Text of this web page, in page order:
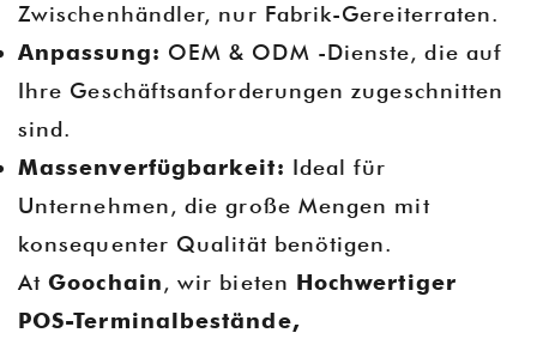
Zwischenhändler, nur Fabrik-Gereiterraten.
Anpassung: OEM & ODM -Dienste, die auf
Ihre Geschäftsanforderungen zugeschnitten
sind.
Massenverfügbarkeit: Ideal für
Unternehmen, die große Mengen mit
konsequenter Qualität benötigen.
AtGoochain, wir bieten Hochwertiger
POS-Terminalbestände,